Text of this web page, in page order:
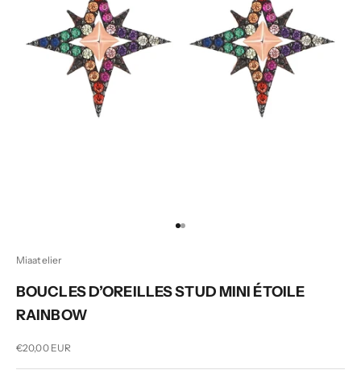
Aller à l'élément 1
Aller à l'élément 2
Miaatelier
BOUCLES D’OREILLES STUD MINI ÉTOILE
RAINBOW
Prix de vente
€20,00 EUR